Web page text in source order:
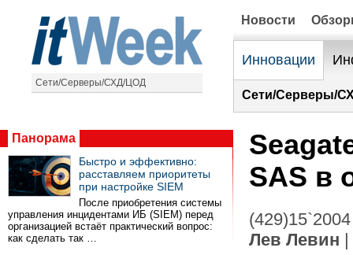
Сети/Серверы/СХД/ЦОД
Новости
Инновации
Сети/Серверы/
Панорама
Быстро и эффективно:
расставляем приоритеты
при настройке SIEM
После приобретения системы
управления инцидентами ИБ (SIEM) перед
организацией встаёт практический вопрос:
как сделать так …
SAS в
(429)15`2004
Лев Левин